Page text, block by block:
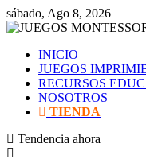
Saltar
al
sábado, Ago 8, 2026
INICIO
JUEGOS
RECURSOS
NOSOTROS
TIENDA
Tendencia ahora